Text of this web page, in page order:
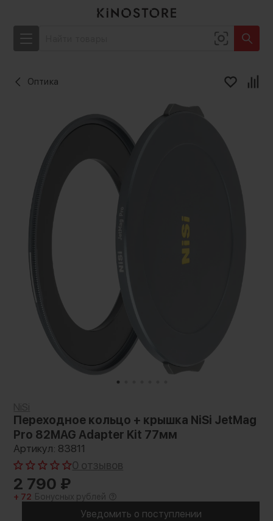
Оптика
Переходное кольцо + крышка NiSi JetMag
Pro 82MAG Adapter Kit 77мм
Артикул: 83811
0 отзывов
2 790 ₽
+ 72 Бонусных рублей
Уведомить о поступлении